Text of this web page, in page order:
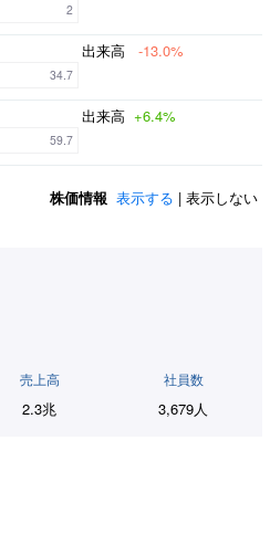
2
出来高 -13.0%
34.7
出来高 +6.4%
59.7
株価情報 表示する | 表示しない
売上高
2.3兆
社員数
3,679人